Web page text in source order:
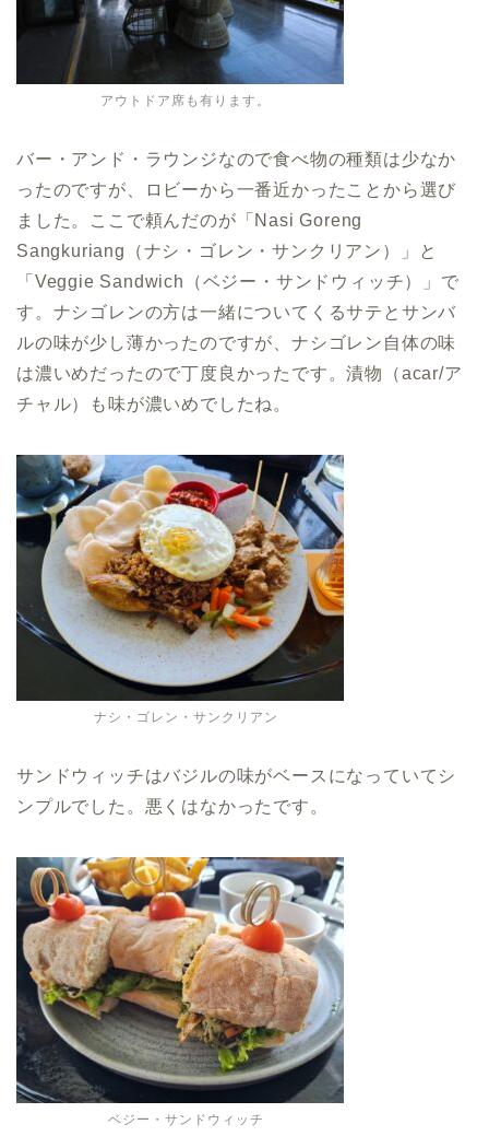
アウトドア席も有ります。
バー・アンド・ラウンジなので食べ物の種類は少なか
ったのですが、ロビーから一番近かったことから選び
ました。ここで頼んだのが「Nasi Goreng
Sangkuriang（ナシ・ゴレン・サンクリアン）」と
「Veggie Sandwich（ベジー・サンドウィッチ）」で
す。ナシゴレンの方は一緒についてくるサテとサンバ
ルの味が少し薄かったのですが、ナシゴレン自体の味
は濃いめだったので丁度良かったです。漬物（acar/ア
チャル）も味が濃いめでしたね。
ナシ・ゴレン・サンクリアン
サンドウィッチはバジルの味がベースになっていてシ
ンプルでした。悪くはなかったです。
ベジー・サンドウィッチ